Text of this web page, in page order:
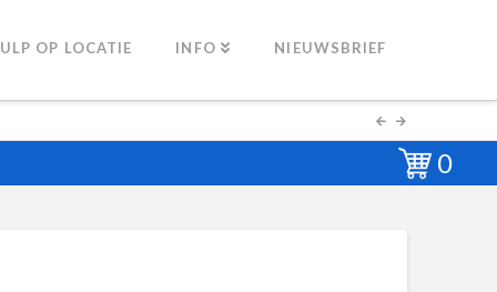
OP LOCATIE INFO NIEUWSBRIEF
0